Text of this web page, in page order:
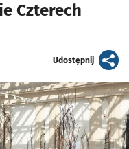
Czterech
Udostępnijartykuł